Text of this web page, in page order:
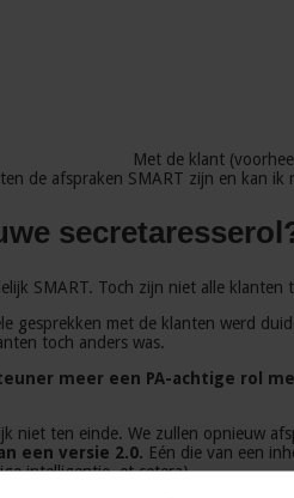
Met de klant
de afspraken SMART zijn en kan
SMART. Toch zijn niet alle
gesprekken met de klanten werd
toch anders was.
meer een PA-achtige rol
niet ten einde. We zullen opnieuw
een versie 2.0. Eén die van een
intelligentie, et cetera).